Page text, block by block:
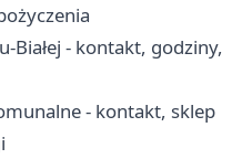
Białej - kontakt, godziny,
- kontakt, sklep